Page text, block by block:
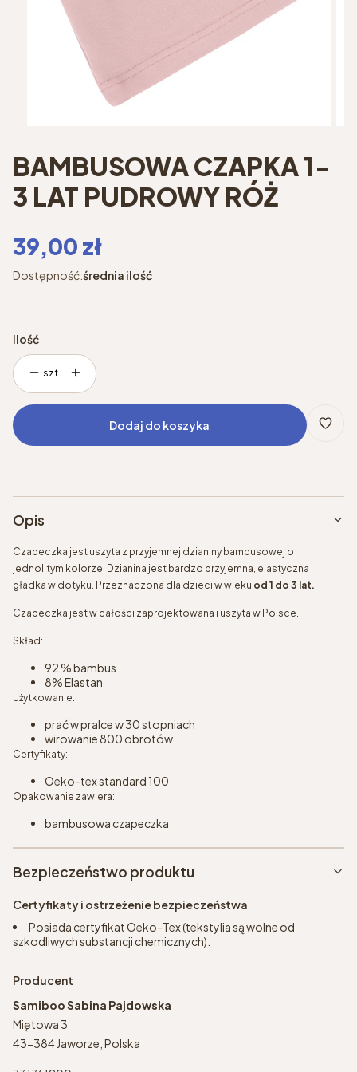
BAMBUSOWA CZAPKA 1-
3 LAT PUDROWY RÓŻ
Cena
39,00 zł
Dostępność:średnia ilość
Ilość
szt.
Dodaj do koszyka
Opis
Czapeczka jest uszyta z przyjemnej dzianiny bambusowej o
jednolitym kolorze. Dzianina jest bardzo przyjemna, elastyczna i
gładka w dotyku. Przeznaczona dla dzieci w wieku od 1 do 3 lat.
Czapeczka jest w całości zaprojektowana i uszyta w Polsce.
Skład:
92 % bambus
8% Elastan
Użytkowanie:
prać w pralce w 30 stopniach
wirowanie 800 obrotów
Certyfikaty:
Oeko-tex standard 100
Opakowanie zawiera:
bambusowa czapeczka
Bezpieczeństwo produktu
Certyfikaty i ostrzeżenie bezpieczeństwa
Posiada certyfikat Oeko-Tex (tekstylia są wolne od
szkodliwych substancji chemicznych).
Producent
Samiboo Sabina Pajdowska
Miętowa 3
43-384 Jaworze, Polska